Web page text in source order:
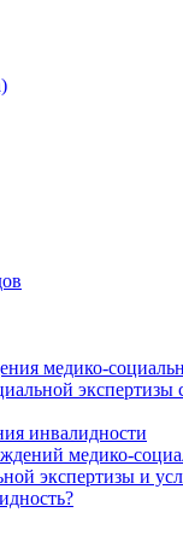
медико-
экспертизы
инвалидности
медико-
экспертизы и